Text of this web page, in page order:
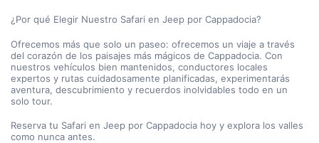
¿Por qué Elegir Nuestro Safari en Jeep por Cappadocia?
Ofrecemos más que solo un paseo: ofrecemos un viaje a través
del corazón de los paisajes más mágicos de Cappadocia. Con
nuestros vehículos bien mantenidos, conductores locales
expertos y rutas cuidadosamente planificadas, experimentarás
aventura, descubrimiento y recuerdos inolvidables todo en un
solo tour.
Reserva tu Safari en Jeep por Cappadocia hoy y explora los valles
como nunca antes.